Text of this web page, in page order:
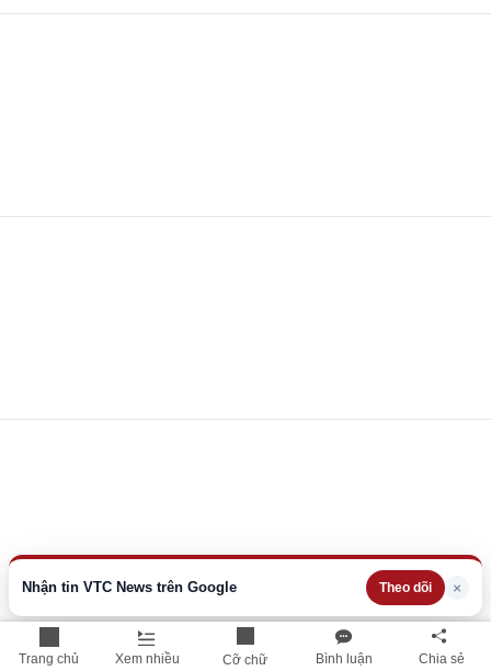
Trang chủ Xem nhiều Cỡ chữ Bình luận Chia sẻ
Nhận tin VTC News trên Google Theo dõi ×